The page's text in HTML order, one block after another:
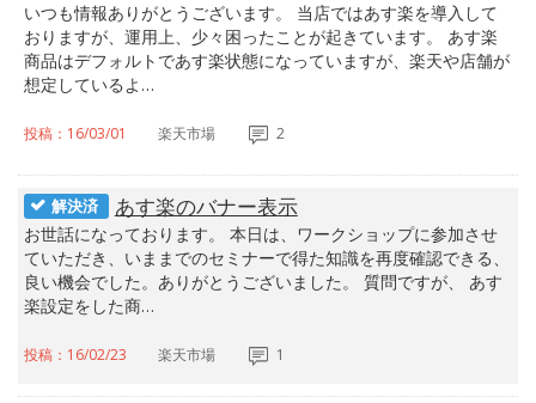
いつも情報ありがとうございます。 当店ではあす楽を導入して
おりますが、運用上、少々困ったことが起きています。 あす楽
商品はデフォルトであす楽状態になっていますが、楽天や店舗が
想定しているよ…
投稿：16/03/01 楽天市場 2
解決済 あす楽のバナー表示
お世話になっております。 本日は、ワークショップに参加させ
ていただき、いままでのセミナーで得た知識を再度確認できる、
良い機会でした。ありがとうございました。 質問ですが、 あす
楽設定をした商…
投稿：16/02/23 楽天市場 1